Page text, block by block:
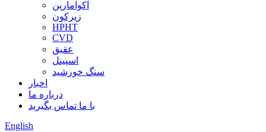
آکوامارین
زیرکون
HPHT
CVD
عقیق
اسپینل
سنگ خورشید
اخبار
درباره ما
با ما تماس بگیرید
English